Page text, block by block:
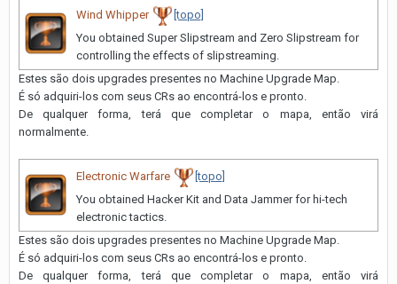
Wind Whipper
[topo]
You obtained Super Slipstream and Zero Slipstream for
controlling the effects of slipstreaming.
Estes são dois upgrades presentes no Machine Upgrade Map.
É só adquiri-los com seus CRs ao encontrá-los e pronto.
De qualquer forma, terá que completar o mapa, então virá
normalmente.
Electronic Warfare
[topo]
You obtained Hacker Kit and Data Jammer for hi-tech
electronic tactics.
Estes são dois upgrades presentes no Machine Upgrade Map.
É só adquiri-los com seus CRs ao encontrá-los e pronto.
De qualquer forma, terá que completar o mapa, então virá